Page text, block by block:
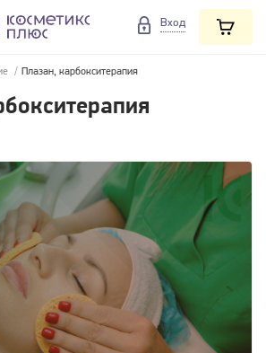
Вход
/ Плазан, карбокситерапия